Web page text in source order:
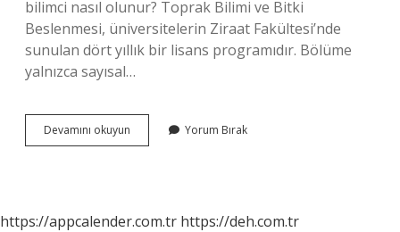
bilimci nasıl olunur? Toprak Bilimi ve Bitki
Beslenmesi, üniversitelerin Ziraat Fakültesi’nde
sunulan dört yıllık bir lisans programıdır. Bölüme
yalnızca sayısal…
Devamını okuyun
Bilimciler
Yorum Bırak
https://appcalender.com.tr https://deh.com.tr